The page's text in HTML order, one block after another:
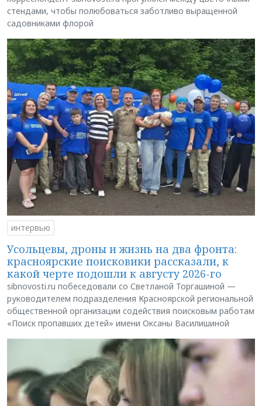
стендами, чтобы полюбоваться заботливо выращенной
садовниками флорой
интервью
Усольцевы, дроны и жизнь на два фронта:
красноярские поисковики рассказали, к
какой черте подошли к августу 2026-го
sibnovosti.ru побеседовали со Светланой Торгашиной —
руководителем подразделения Красноярской региональной
общественной организации содействия поисковым работам
«Поиск пропавших детей» имени Оксаны Василишиной